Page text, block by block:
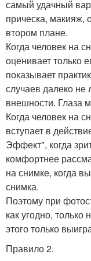
самый удачный
прическа, макияж,
втором плане.
Когда человек на
оценивает только
показывает
случаев далеко не
внешности. Глаза
Когда человек на
вступает в
Эффект", когда
комфортнее
на снимке, когда
снимка.
Поэтому при
как угодно,
этого только
Правило 2.